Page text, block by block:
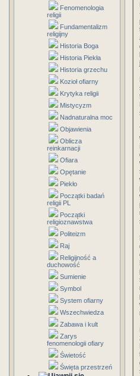
Fenomenologia
religii
Fundamentalizm
religijny
Historia Boga
Historia Piekła
Historia grzechu
Kozioł ofiarny
Krytyka religii
Mistycyzm
Nadnaturalna moc
Objawienia
Oblicza
reinkarnacji
Ofiara
Opętanie
Piekło
Początki badań
religii PL
Początki
religioznawstwa
Politeizm
Raj
Religijność a
duchowość
Sumienie
Symbol
System ofiarny
Wszechwiedza
Zabawa i kult
Zarys
fenomenologii ofiary
Świetość
Święta przestrzeń